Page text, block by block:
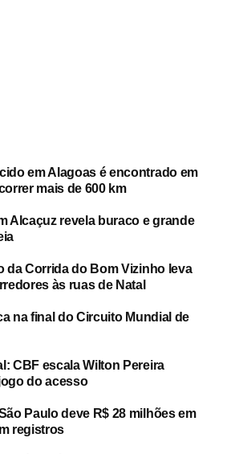
em Alagoas é encontrado em
mais de 600 km
Alcaçuz revela buraco e grande
da Corrida do Bom Vizinho leva
às ruas de Natal
na final do Circuito Mundial de
CBF escala Wilton Pereira
do acesso
Paulo deve R$ 28 milhões em
registros